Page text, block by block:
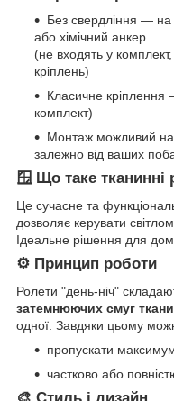
Без свердління — на
або хімічний анкер
(не входять у
кріплень)
Класичне
комплект)
Монтаж можливий на
залежно від ваших
🪟 Що таке тканинні
Це сучасне та
дозволяє керувати
Ідеальне рішення для
⚙️ Принцип роботи
Ролети "день-ніч"
затемнюючих смуг
одної. Завдяки цьому
пропускати
частково або